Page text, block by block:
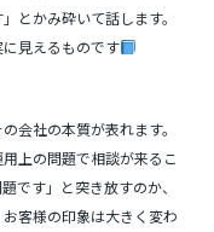
とかみ砕いて話します。
見えるものです
会社の本質が表れます。
上の問題で相談が来るこ
です」と突き放すのか、
客様の印象は大きく変わ